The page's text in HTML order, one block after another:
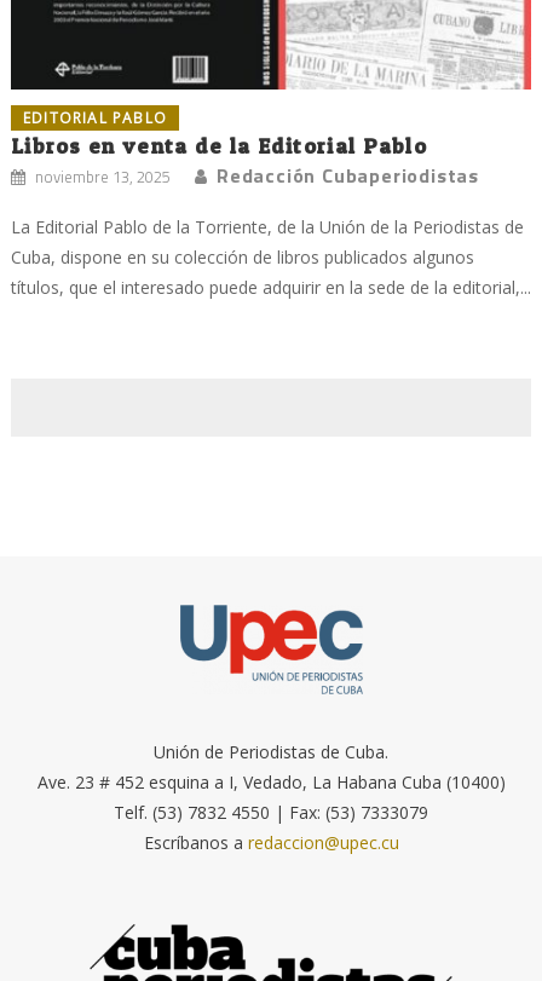
EDITORIAL PABLO
Libros en venta de la Editorial Pablo
noviembre 13, 2025 Redacción Cubaperiodistas
La Editorial Pablo de la Torriente, de la Unión de la Periodistas de
Cuba, dispone en su colección de libros publicados algunos
títulos, que el interesado puede adquirir en la sede de la editorial,...
Unión de Periodistas de Cuba.
Ave. 23 # 452 esquina a I, Vedado, La Habana Cuba (10400)
Telf. (53) 7832 4550 | Fax: (53) 7333079
Escríbanos a redaccion@upec.cu